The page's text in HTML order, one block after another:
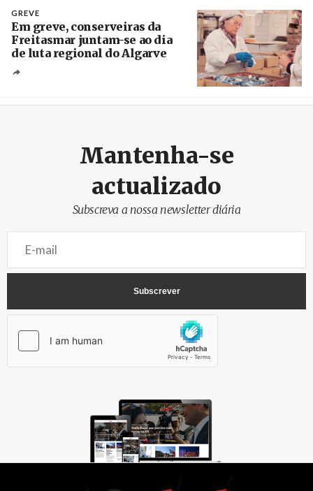
GREVE
Em greve, conserveiras da
Freitasmar juntam-se ao dia
de luta regional do Algarve
Mantenha-se
actualizado
Subscreva a nossa newsletter diária